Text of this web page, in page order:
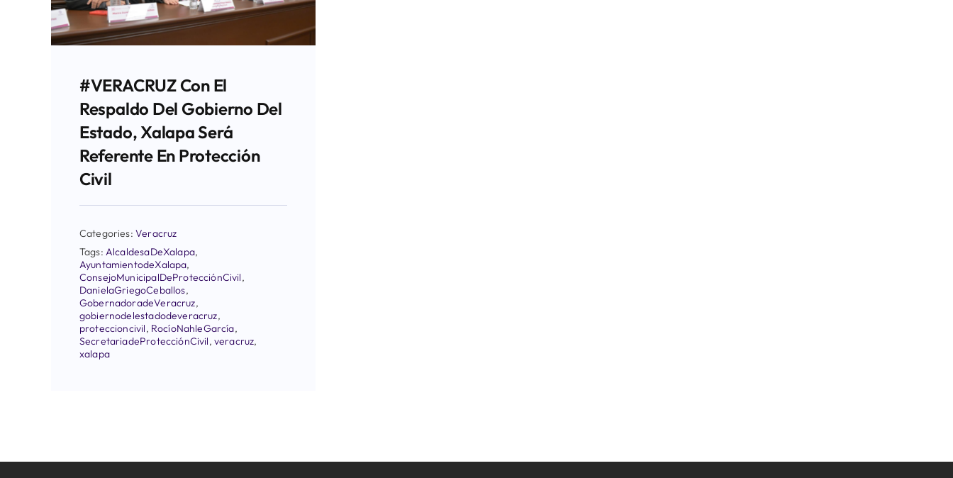
#VERACRUZ Con El
Respaldo Del Gobierno Del
Estado, Xalapa Será
Referente En Protección
Civil
Categories: Veracruz
Tags: AlcaldesaDeXalapa,
AyuntamientodeXalapa,
ConsejoMunicipalDeProtecciónCivil,
DanielaGriegoCeballos,
GobernadoradeVeracruz,
gobiernodelestadodeveracruz,
proteccioncivil, RocíoNahleGarcía,
SecretariadeProtecciónCivil, veracruz,
xalapa